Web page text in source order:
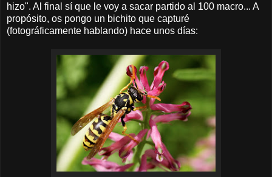
hizo". Al final sí que le voy a sacar partido al 100 macro... A
propósito, os pongo un bichito que capturé
(fotográficamente hablando) hace unos días: